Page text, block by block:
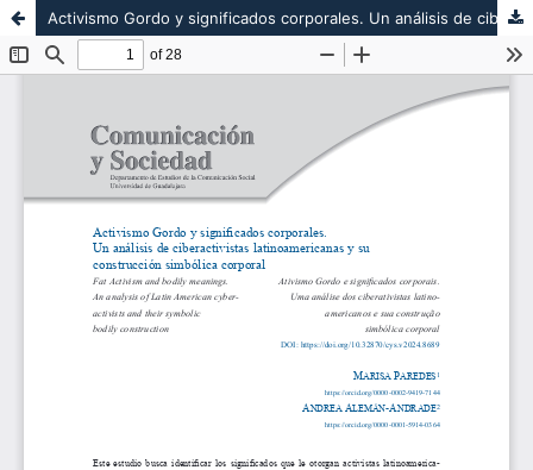
Activismo Gordo y significados corporales. Un análisis de ciberactivistas latinoamericanas y su construcción simbólica corporal